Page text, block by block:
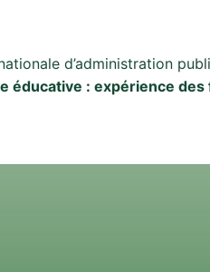
d’administration
: expérience des